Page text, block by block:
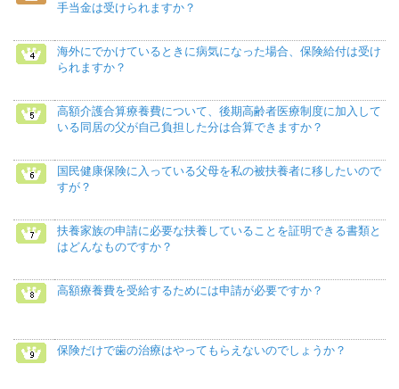
手当金は受けられますか？
海外にでかけているときに病気になった場合、保険給付は受け
られますか？
高額介護合算療養費について、後期高齢者医療制度に加入して
いる同居の父が自己負担した分は合算できますか？
国民健康保険に入っている父母を私の被扶養者に移したいので
すが？
扶養家族の申請に必要な扶養していることを証明できる書類と
はどんなものですか？
高額療養費を受給するためには申請が必要ですか？
保険だけで歯の治療はやってもらえないのでしょうか？